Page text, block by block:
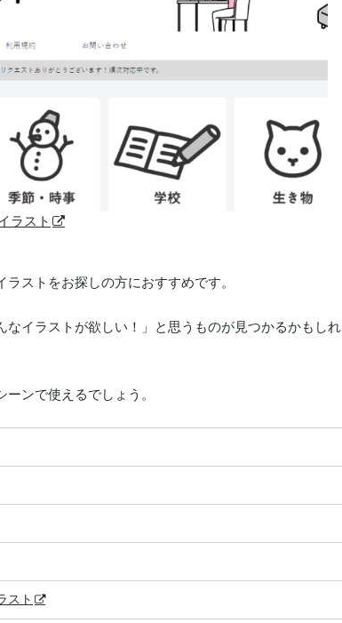
ラスト
ストをお探しの方におすすめです。
イラストが欲しい！」と思うものが見つかるかもしれ
ンで使えるでしょう。
スト